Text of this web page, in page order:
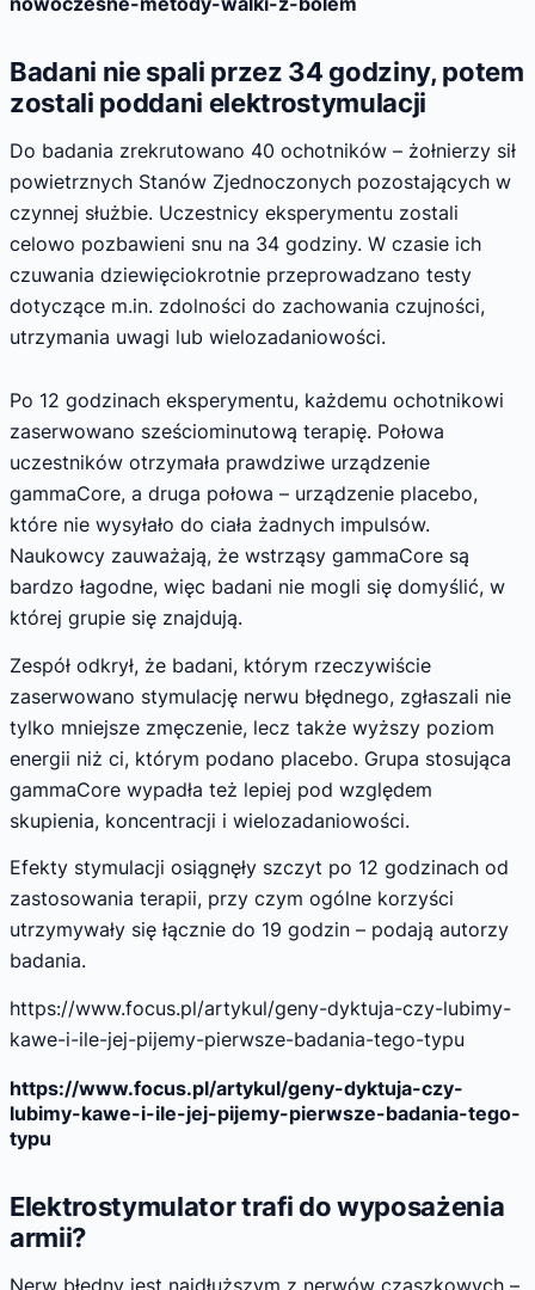
Badani nie spali przez 34 godziny, potem
zostali poddani elektrostymulacji
Do badania zrekrutowano 40 ochotników – żołnierzy sił
powietrznych Stanów Zjednoczonych pozostających w
czynnej służbie. Uczestnicy eksperymentu zostali
celowo pozbawieni snu na 34 godziny. W czasie ich
czuwania dziewięciokrotnie przeprowadzano testy
dotyczące m.in. zdolności do zachowania czujności,
utrzymania uwagi lub wielozadaniowości.
Po 12 godzinach eksperymentu, każdemu ochotnikowi
zaserwowano sześciominutową terapię. Połowa
uczestników otrzymała prawdziwe urządzenie
gammaCore, a druga połowa – urządzenie placebo,
które nie wysyłało do ciała żadnych impulsów.
Naukowcy zauważają, że wstrząsy gammaCore są
bardzo łagodne, więc badani nie mogli się domyślić, w
której grupie się znajdują.
Zespół odkrył, że badani, którym rzeczywiście
zaserwowano stymulację nerwu błędnego, zgłaszali nie
tylko mniejsze zmęczenie, lecz także wyższy poziom
energii niż ci, którym podano placebo. Grupa stosująca
gammaCore wypadła też lepiej pod względem
skupienia, koncentracji i wielozadaniowości.
Efekty stymulacji osiągnęły szczyt po 12 godzinach od
zastosowania terapii, przy czym ogólne korzyści
utrzymywały się łącznie do 19 godzin – podają autorzy
badania.
https://www.focus.pl/artykul/geny-dyktuja-czy-lubimy-
kawe-i-ile-jej-pijemy-pierwsze-badania-tego-typu
https://www.focus.pl/artykul/geny-dyktuja-czy-
lubimy-kawe-i-ile-jej-pijemy-pierwsze-badania-tego-
typu
Elektrostymulator trafi do wyposażenia
armii?
Nerw błędny jest najdłuższym z nerwów czaszkowych –